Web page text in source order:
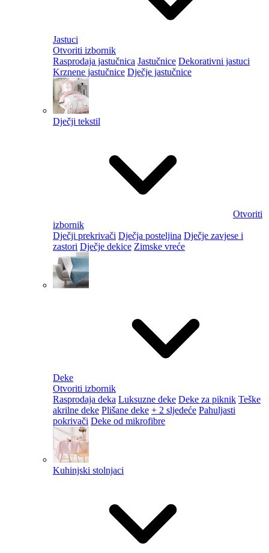
Jastuci
Otvoriti izbornik
Rasprodaja jastučnica Jastučnice Dekorativni jastuci
Krznene jastučnice Dječje jastučnice
Dječji tekstil
Otvoriti
izbornik
Dječji prekrivači Dječja posteljina Dječje zavjese i
zastori Dječje dekice Zimske vreće
Deke
Otvoriti izbornik
Rasprodaja deka Luksuzne deke Deke za piknik Teške
akrilne deke Plišane deke + 2 sljedeće Pahuljasti
pokrivači Deke od mikrofibre
Kuhinjski stolnjaci